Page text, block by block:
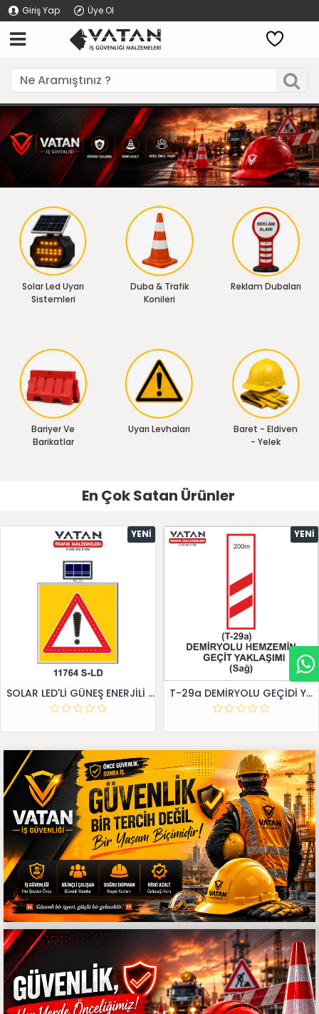
Giriş Yap Üye Ol
Solar Led Uyarı
Sistemleri
Duba & Trafik
Konileri
Reklam Dubaları
Bariyer Ve
Barikatlar
Uyarı Levhaları
Baret - Eldiven
- Yelek
En Çok Satan Ürünler
YENI
SOLAR LED'Lİ GÜNEŞ ENERJİLİ LEVHA
YENI
T-29a DEMİRYOLU GEÇİDİ YAKLAŞIM LEVHALARI (Sağ)